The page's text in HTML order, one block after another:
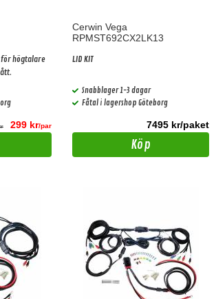
högtalare
299 kr/par
Cerwin Vega
RPMST692CX2LK13
LID KIT
Snabblager 1-3 dagar
Fåtal i lagershop Göteborg
7495 kr/paket
Köp